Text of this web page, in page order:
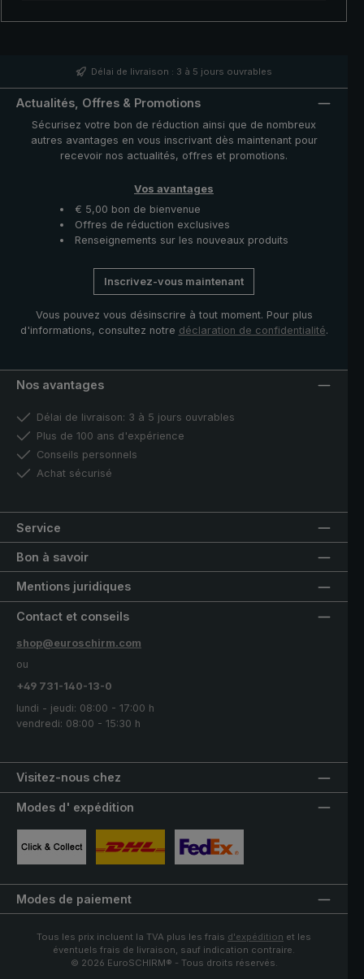
fiable même dans des conditions météorologiques
Délai de livraison : 3 à 5 jours ouvrables
Actualités, Offres & Promotions
Sécurisez votre bon de réduction ainsi que de nombreux
autres avantages en vous inscrivant dès maintenant pour
recevoir nos actualités, offres et promotions.
Vos avantages
€ 5,00 bon de bienvenue
Offres de réduction exclusives
Renseignements sur les nouveaux produits
Inscrivez-vous maintenant
Vous pouvez vous désinscrire à tout moment. Pour plus
d'informations, consultez notre déclaration de confidentialité.
Nos avantages
Délai de livraison: 3 à 5 jours ouvrables
Plus de 100 ans d'expérience
Conseils personnels
Achat sécurisé
Service
Bon à savoir
Mentions juridiques
Visitez-nous chez
Contact et conseils
shop@euroschirm.com
ou
+49 731-140-13-0
lundi - jeudi: 08:00 - 17:00 h
vendredi: 08:00 - 15:30 h
Modes d' expédition
Modes de paiement
Tous les prix incluent la TVA plus les frais d'expédition et les
éventuels frais de livraison, sauf indication contraire.
© 2026 EuroSCHIRM® - Tous droits réservés.